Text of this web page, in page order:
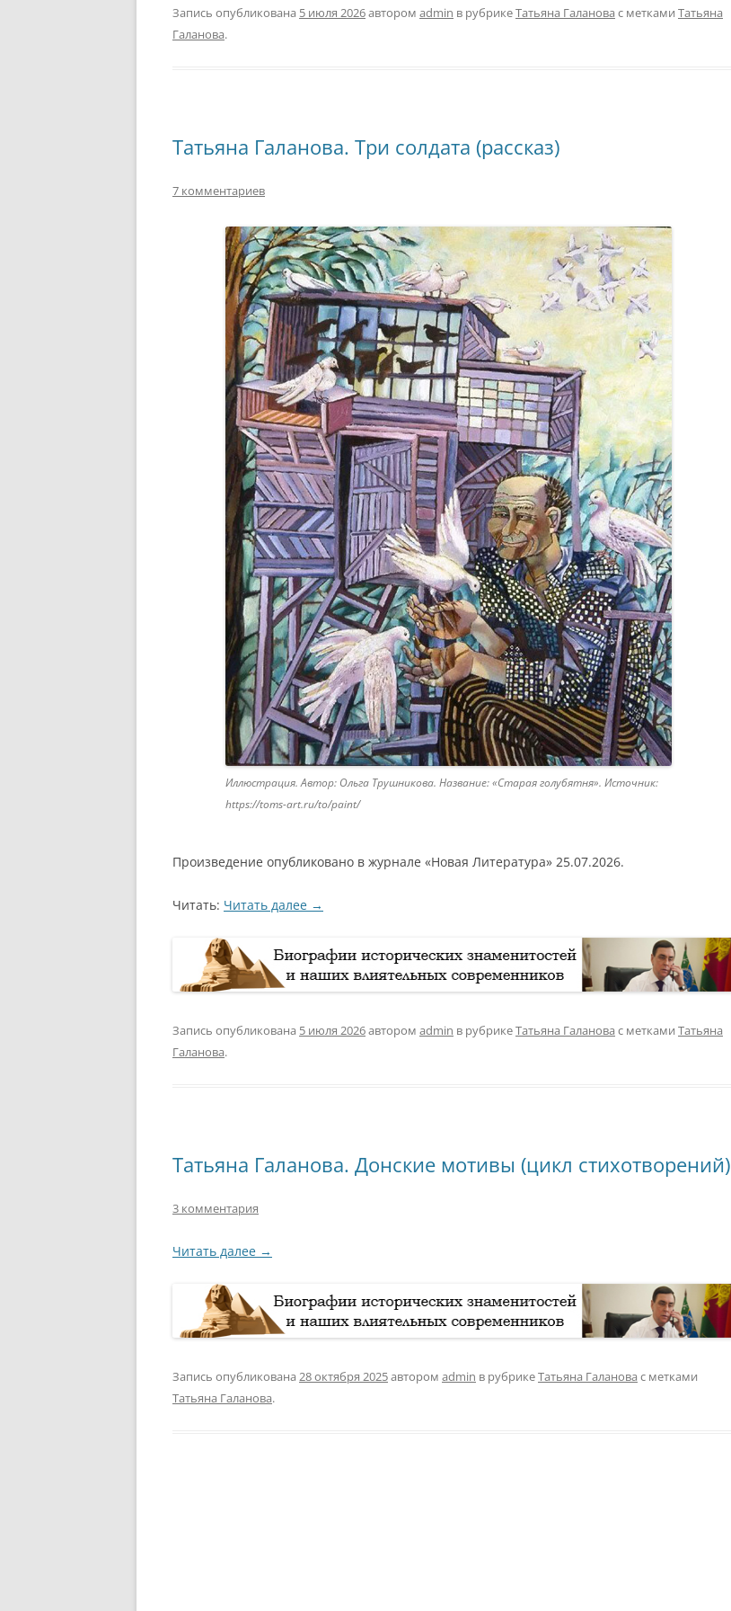
Запись опубликована 5 июля 2026автором admin в рубрикеТатьяна Галанова с метками Татьяна
Галанова.
Татьяна Галанова. Три солдата (рассказ)
7 комментариев
Иллюстрация. Автор: Ольга Трушникова. Название: «Старая голубятня». Источник:
https://toms-art.ru/to/paint/
Произведение опубликовано в журнале «Новая Литература» 25.07.2026.
Читать: Читать далее →
Запись опубликована 5 июля 2026автором admin в рубрикеТатьяна Галанова с метками Татьяна
Галанова.
Татьяна Галанова. Донские мотивы (цикл стихотворений)
3 комментария
Читать далее →
Запись опубликована 28 октября 2025автором admin в рубрикеТатьяна Галанова с метками
Татьяна Галанова.